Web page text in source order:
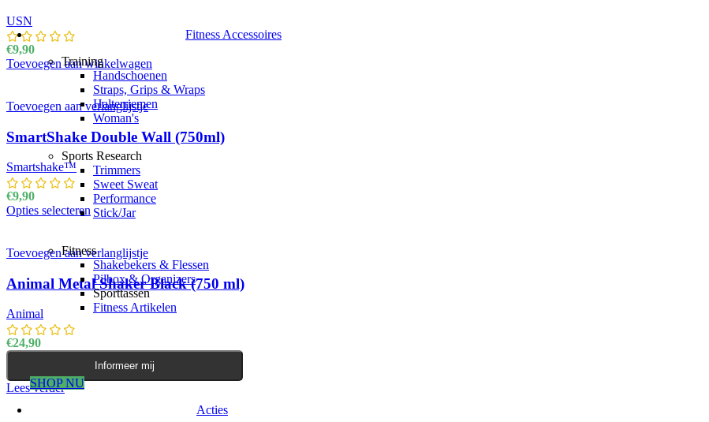
Fitness Accessoires
Training
Handschoenen
Straps, Grips & Wraps
Halterriemen
Woman's
Sports Research
Trimmers
Sweet Sweat
Performance
Stick/Jar
Fitness
Shakebekers & Flessen
Pilbox & Organizers
Sporttassen
Fitness Artikelen
SHOP NU
Acties
USN
€9,90
Toevoegen aan winkelwagen
Toevoegen aan verlanglijstje
SmartShake Double Wall (750ml)
Smartshake™
€9,90
Opties selecteren Dit product heeft meerdere variaties. Deze optie kan gekozen worden op de productpagina
Toevoegen aan verlanglijstje
Animal Metal Shaker Black (750 ml)
Animal
€24,90
Informeer mij
Lees verder